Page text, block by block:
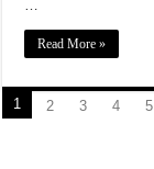
…
Read More »
1 2 3 4 5